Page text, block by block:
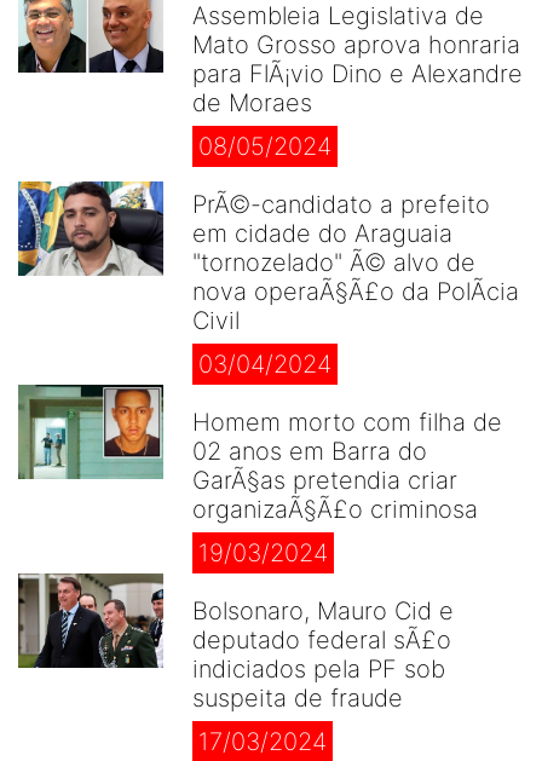
Assembleia Legislativa de
Mato Grosso aprova honraria
para FlÃ¡vio Dino e Alexandre
de Moraes
08/05/2024
PrÃ©-candidato a prefeito
em cidade do Araguaia
"tornozelado" Ã© alvo de
nova operaÃ§Ã£o da PolÃ­cia
Civil
03/04/2024
Homem morto com filha de
02 anos em Barra do
GarÃ§as pretendia criar
organizaÃ§Ã£o criminosa
19/03/2024
Bolsonaro, Mauro Cid e
deputado federal sÃ£o
indiciados pela PF sob
suspeita de fraude
17/03/2024